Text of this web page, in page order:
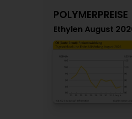
POLYMERPREISE
Ethylen August